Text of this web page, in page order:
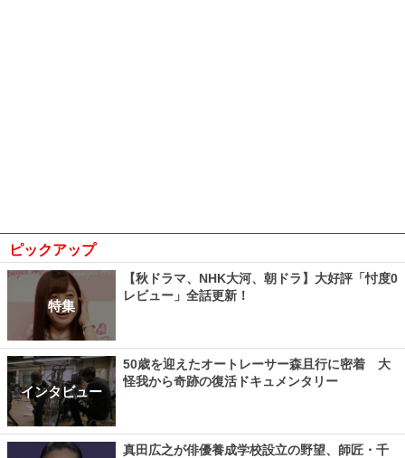
ピックアップ
特集
【秋ドラマ、NHK大河、朝ドラ】大好評「忖度0
レビュー」全話更新！
インタビュー
50歳を迎えたオートレーサー森且行に密着 大
怪我から奇跡の復活ドキュメンタリー
真田広之が俳優養成学校設立の野望、師匠・千